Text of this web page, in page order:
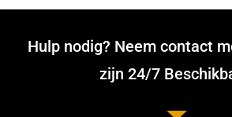
Hulp nodig? Neem contact
zijn 24/7